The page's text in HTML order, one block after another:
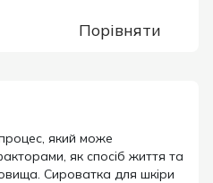
Порівняти
який може
як спосіб життя та
Сироватка для шкіри